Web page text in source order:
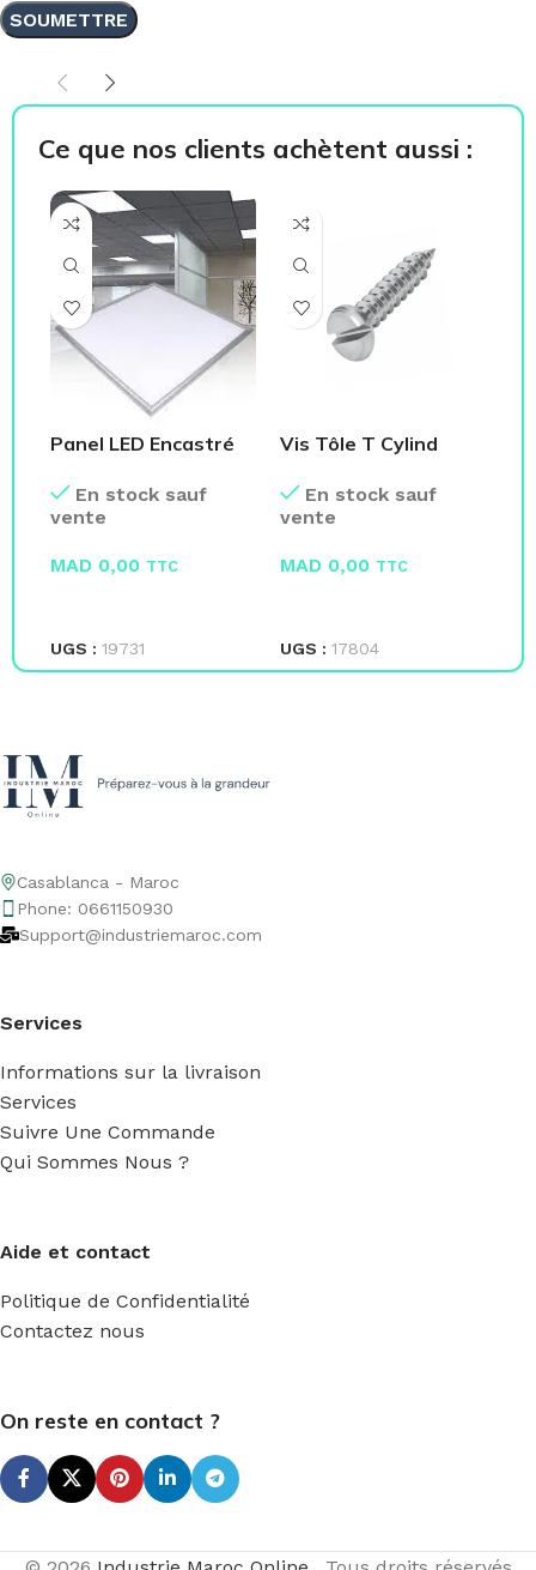
Ce que nos clients achètent aussi :
Panel LED Encastré
48WEn stock sauf
vente
MAD 0,00 TTC
UGS : 19731
Vis Tôle T Cylind
Fendue
En stock sauf
vente
MAD 0,00 TTC
UGS : 17804
Casablanca - Maroc
Phone: 0661150930
Support@industriemaroc.com
Services
Informations sur la livraison
Services
Suivre Une Commande
Qui Sommes Nous ?
Aide et contact
Politique de Confidentialité
Contactez nous
On reste en contact ?